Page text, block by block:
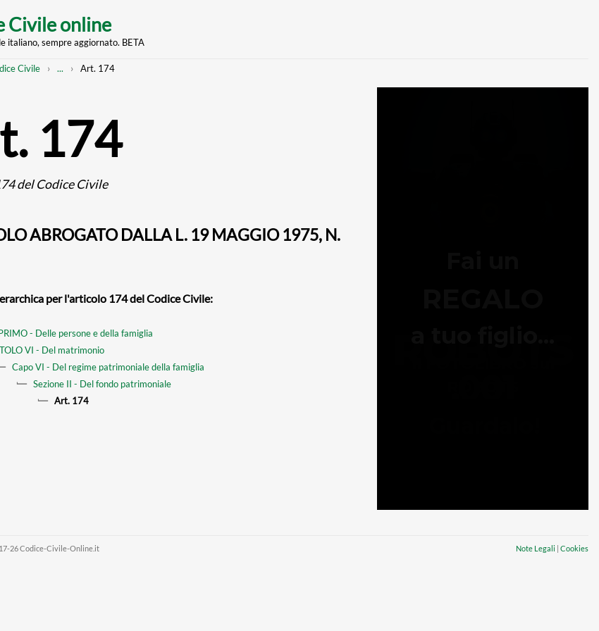
Civile online
italiano, sempre aggiornato. BETA
Civile
Mostra
... Art. 174
174
del Codice Civile
ABROGATO DALLA L. 19 MAGGIO 1975, N.
per l'articolo 174 del Codice Civile:
- Delle persone e della famiglia
VI - Del matrimonio
Capo VI - Del regime patrimoniale della famiglia
Sezione II - Del fondo patrimoniale
Art. 174
26 Codice-Civile-Online.it Note Legali | Cookies